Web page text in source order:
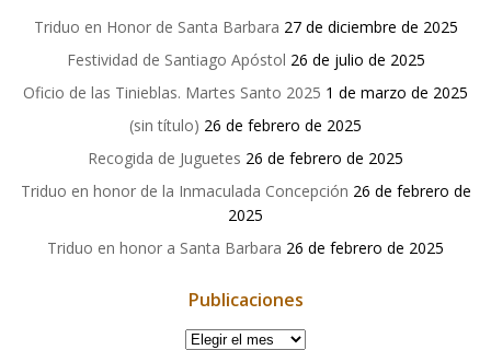
Triduo en Honor de Santa Barbara 27 de diciembre de 2025
Festividad de Santiago Apóstol 26 de julio de 2025
Oficio de las Tinieblas. Martes Santo 2025 1 de marzo de 2025
(sin título) 26 de febrero de 2025
Recogida de Juguetes 26 de febrero de 2025
Triduo en honor de la Inmaculada Concepción 26 de febrero de
2025
Triduo en honor a Santa Barbara 26 de febrero de 2025
Publicaciones
Publicaciones